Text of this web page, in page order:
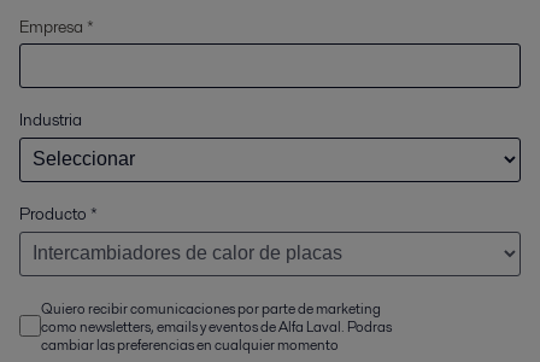
Empresa *
Industria
Producto *
Quiero recibir comunicaciones por parte de marketing
como newsletters, emails y eventos de Alfa Laval. Podras
cambiar las preferencias en cualquier momento